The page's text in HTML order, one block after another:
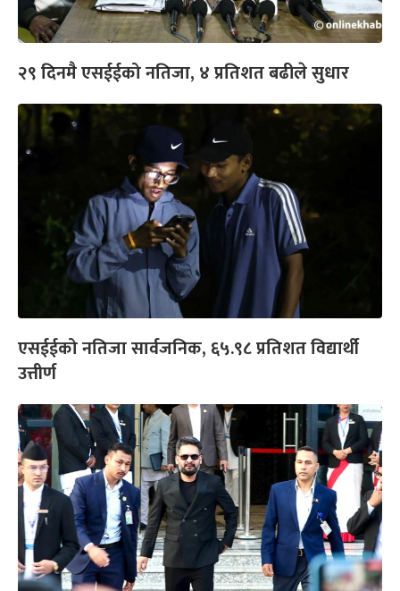
२९ दिनमै एसईईको नतिजा, ४ प्रतिशत बढीले सुधार
एसईईको नतिजा सार्वजनिक, ६५.९८ प्रतिशत विद्यार्थी
उत्तीर्ण